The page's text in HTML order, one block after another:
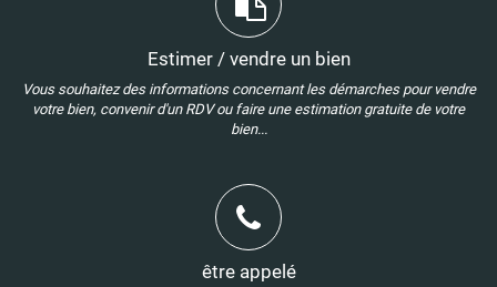
Estimer / vendre un bien
Vous souhaitez des informations concernant les démarches pour vendre
votre bien, convenir d'un RDV ou faire une estimation gratuite de votre
bien...
être appelé